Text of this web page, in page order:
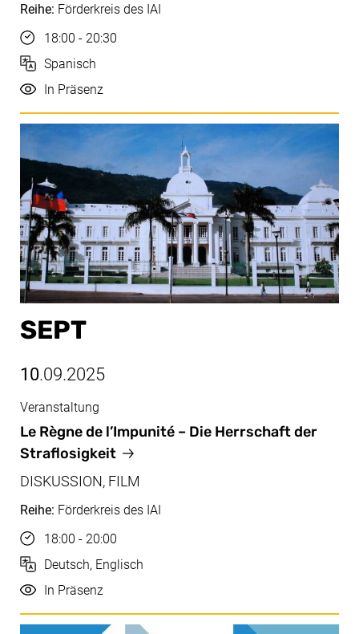
Reihe: Förderkreis des IAI
Uhrzeit
18:00 - 20:30
Sprache
Spanisch
Durchführung
In Präsenz
SEPT
10.09.2025
Sept, 10.09.2025
Le Règne de l’Impunité – Die Herrschaft der
Straflosigkeit
Veranstaltung
DISKUSSION, FILM
Reihe: Förderkreis des IAI
Uhrzeit
18:00 - 20:00
Sprache
Deutsch, Englisch
Durchführung
In Präsenz